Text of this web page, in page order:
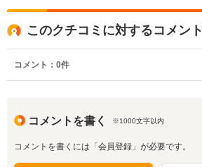
このクチコミに対するコメント
コメント： 0件
コメントを書く ※1000文字以内
コメントを書くには「会員登録」が必要です。